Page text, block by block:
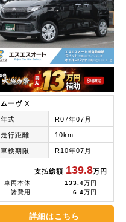
ムーヴ X
年式 R07年07月
走行距離 10km
車検期限 R10年07月
支払総額 139.8万円
車両本体 133.4万円
諸費用
6.4万円
詳細はこちら